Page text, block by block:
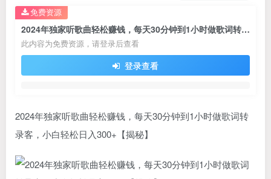
2024年独家听歌曲轻松赚钱，每天30分钟到1小时做歌词转录客，小白轻松日入300+【揭秘】
此内容为免费资源，请登录后查看
登录查看
免费资源
2024年独家听歌曲轻松赚钱，每天30分钟到1小时做歌词转
录客，小白轻松日入300+【揭秘】